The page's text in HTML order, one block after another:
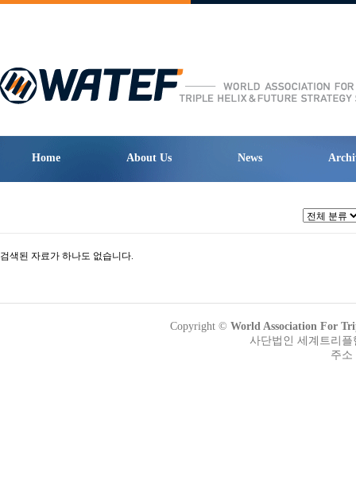
Home About Us News
검색된 자료가 하나도 없습니다.
Copyright © World Association For
사단법인 세계트리
주소